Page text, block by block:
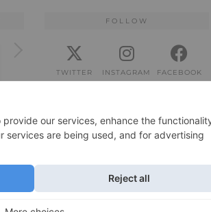
FOLLOW
TWITTER INSTAGRAM FACEBOOK
BLOGLOVIN PINTEREST